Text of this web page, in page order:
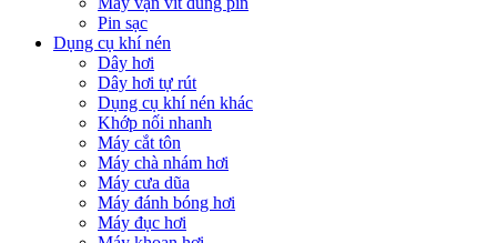
Pin sạc
Dụng cụ khí nén
Dây hơi
Dây hơi tự rút
Dụng cụ khí nén khác
Khớp nối nhanh
Máy cắt tôn
Máy chà nhám hơi
Máy cưa dũa
Máy đánh bóng hơi
Máy đục hơi